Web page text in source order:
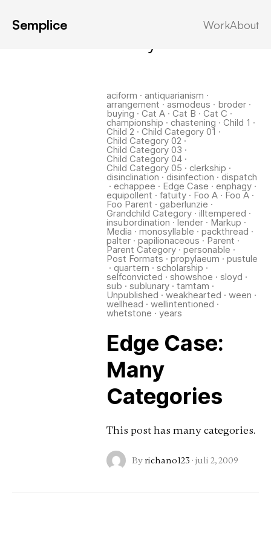
Semplice WorkAbout
aciform · antiquarianism ·
arrangement · asmodeus · broder·
buying · Cat A· Cat B · Cat C ·
championship · chastening · Child 1 ·
Child 2 · Child Category 01 ·
Child Category 02 ·
Child Category 03 ·
Child Category 04·
Child Category 05 · clerkship ·
disinclination ·disinfection ·dispatch
· echappee · Edge Case · enphagy·
equipollent · fatuity· Foo A· Foo A·
Foo Parent · gaberlunzie ·
Grandchild Category· illtempered ·
insubordination ·lender· Markup ·
Media · monosyllable · packthread ·
palter· papilionaceous · Parent ·
Parent Category· personable ·
Post Formats · propylaeum · pustule
· quartern · scholarship ·
selfconvicted · showshoe · sloyd ·
sub · sublunary· tamtam ·
Unpublished ·weakhearted · ween ·
wellhead · wellintentioned ·
whetstone · years
Edge Case:
Many
Categories
This post has many categories.
By richano123 · juli 2, 2009